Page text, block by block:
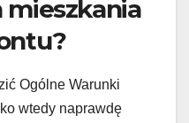
mieszkania
Ogólne Warunki
wtedy naprawdę